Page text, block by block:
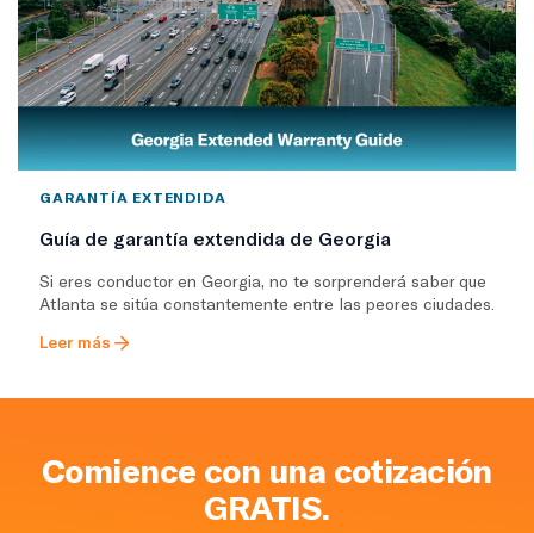
GARANTÍA EXTENDIDA
Guía de garantía extendida de Georgia
Si eres conductor en Georgia, no te sorprenderá saber que
Atlanta se sitúa constantemente entre las peores ciudades.
Leer más
Comience con una cotización
GRATIS.